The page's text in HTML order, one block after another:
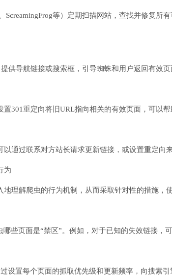
ScreamingFrog等）定期扫描网站，查找并修复
供导航链接或搜索框，引导蜘蛛和用户返回有效
301重定向将旧URL指向相关的有效页面，可以
通过联系对方站长请求更新链接，或设置重定向
为
理解爬虫的行为机制，从而采取针对性的措施，
些页面是“禁区”。例如，对于已知的失效链接，
设置每个页面的抓取优先级和更新频率，向搜索